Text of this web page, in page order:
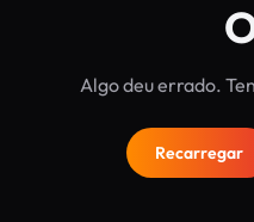
Algo deu errado.
Recarregar